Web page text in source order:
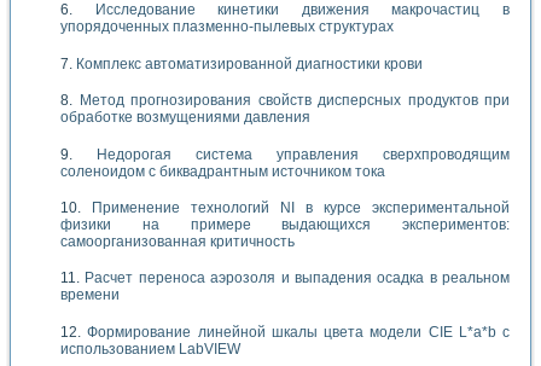
Исследование кинетики движения макрочастиц в
упорядоченных плазменно-пылевых структурах
Комплекс автоматизированной диагностики крови
Метод прогнозирования свойств дисперсных продуктов при
обработке возмущениями давления
Недорогая система управления сверхпроводящим
соленоидом с биквадрантным источником тока
Применение технологий NI в курсе экспериментальной
физики на примере выдающихся экспериментов:
самоорганизованная критичность
Расчет переноса аэрозоля и выпадения осадка в реальном
времени
Формирование линейной шкалы цвета модели CIE L*a*b с
использованием LabVIEW